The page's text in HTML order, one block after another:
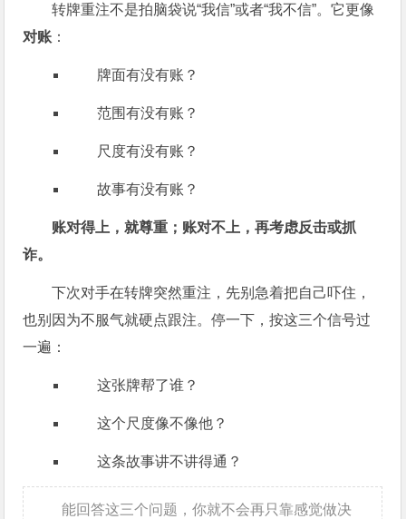
转牌重注不是拍脑袋说“我信”或者“我不信”。它更像
对账 ：
牌面有没有账？
范围有没有账？
尺度有没有账？
故事有没有账？
账对得上，就尊重；账对不上，再考虑反击或抓
诈。
下次对手在转牌突然重注，先别急着把自己吓住，
也别因为不服气就硬点跟注。停一下，按这三个信号过
一遍：
这张牌帮了谁？
这个尺度像不像他？
这条故事讲不讲得通？
能回答这三个问题，你就不会再只靠感觉做决